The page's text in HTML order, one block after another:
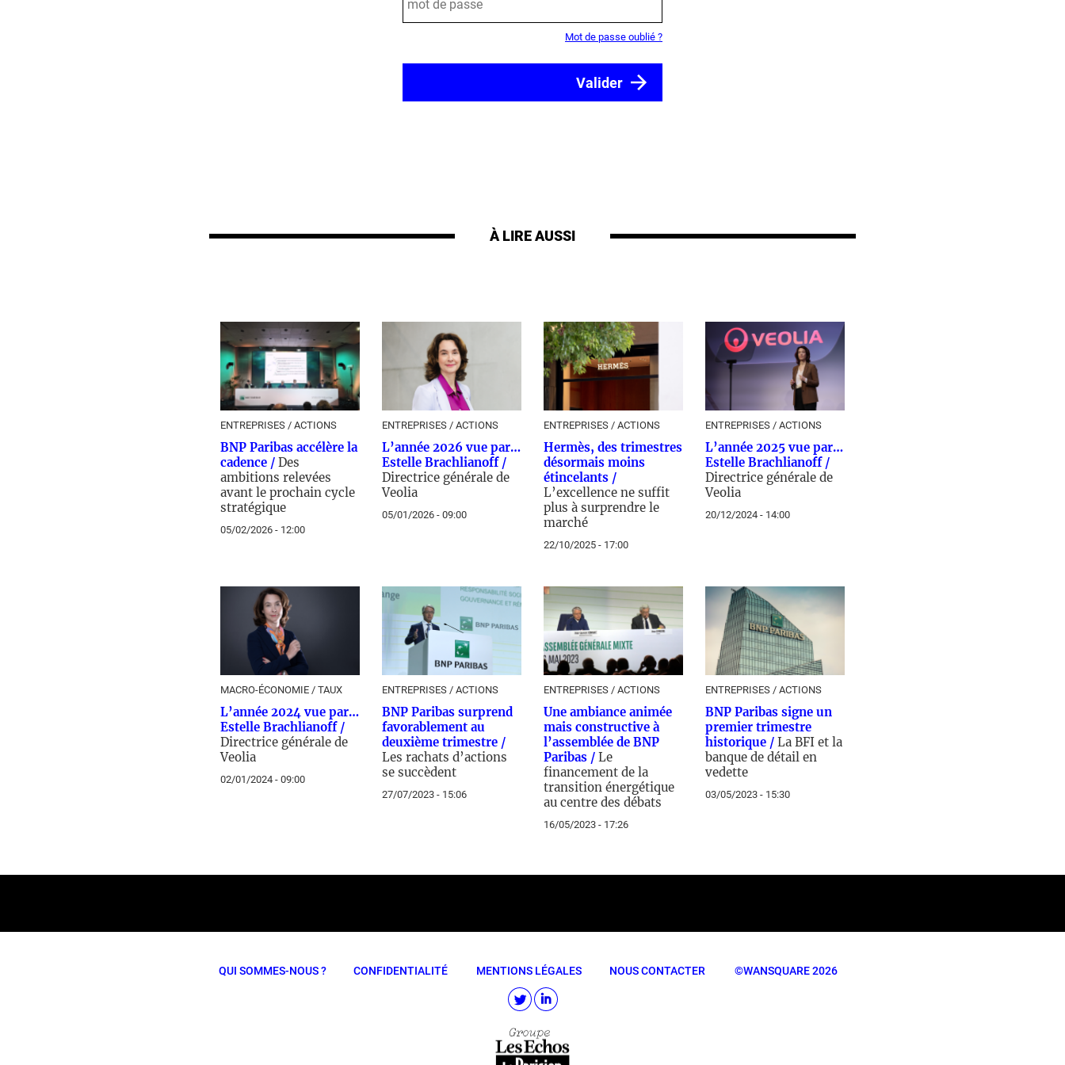
Mot de passe oublié ?
À LIRE AUSSI
ENTREPRISES / ACTIONS
BNP Paribas accélère la
cadence / Des
ambitions relevées
avant le prochain cycle
stratégique
05/02/2026 - 12:00
ENTREPRISES / ACTIONS
L’année 2026 vue par…
Estelle Brachlianoff /
Directrice générale de
Veolia
05/01/2026 - 09:00
ENTREPRISES / ACTIONS
Hermès, des trimestres
désormais moins
étincelants /
L’excellence ne suffit
plus à surprendre le
marché
22/10/2025 - 17:00
ENTREPRISES / ACTIONS
L’année 2025 vue par…
Estelle Brachlianoff /
Directrice générale de
Veolia
20/12/2024 - 14:00
MACRO-ÉCONOMIE / TAUX
L’année 2024 vue par…
Estelle Brachlianoff /
Directrice générale de
Veolia
02/01/2024 - 09:00
ENTREPRISES / ACTIONS
BNP Paribas surprend
favorablement au
deuxième trimestre /
Les rachats d’actions
se succèdent
27/07/2023 - 15:06
ENTREPRISES / ACTIONS
Une ambiance animée
mais constructive à
l’assemblée de BNP
Paribas / Le
financement de la
transition énergétique
au centre des débats
16/05/2023 - 17:26
ENTREPRISES / ACTIONS
BNP Paribas signe un
premier trimestre
historique / La BFI et la
banque de détail en
vedette
03/05/2023 - 15:30
QUI SOMMES-NOUS ? CONFIDENTIALITÉ MENTIONS LÉGALES NOUS CONTACTER ©WANSQUARE 2026